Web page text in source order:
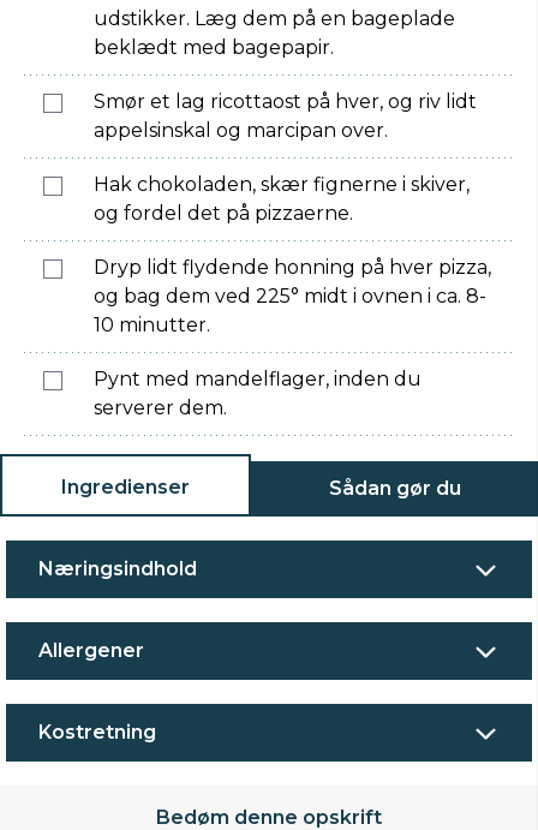
udstikker. Læg dem på en bageplade
beklædt med bagepapir.
Smør et lag ricottaost på hver, og riv lidt
appelsinskal og marcipan over.
Hak chokoladen, skær fignerne i skiver,
og fordel det på pizzaerne.
Dryp lidt flydende honning på hver pizza,
og bag dem ved 225° midt i ovnen i ca. 8-
10 minutter.
Pynt med mandelflager, inden du
serverer dem.
Ingredienser Sådan gør du
Næringsindhold
Allergener
Kostretning
Bedøm denne opskrift